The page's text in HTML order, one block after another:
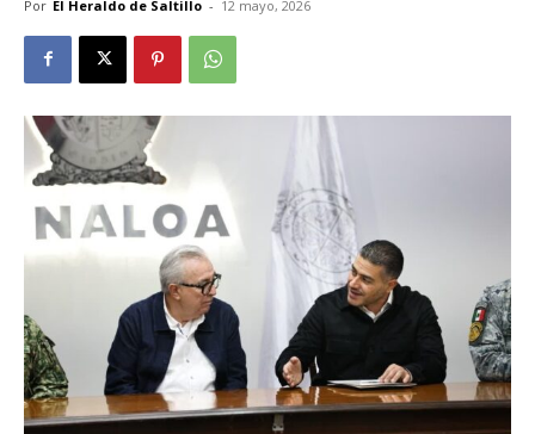
Por El Heraldo de Saltillo - 12 mayo, 2026